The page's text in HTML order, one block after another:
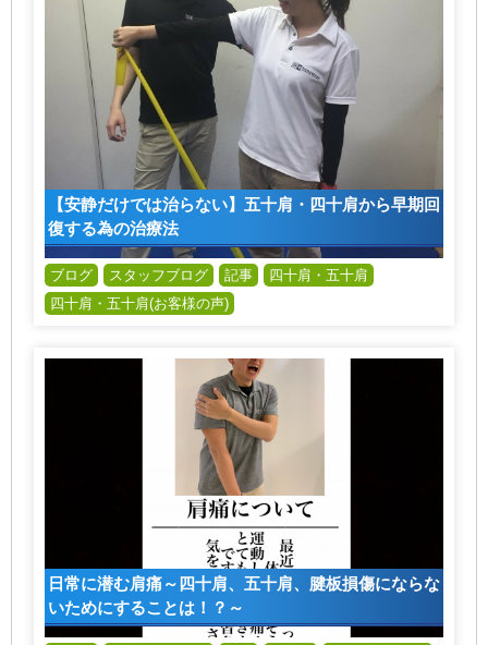
【安静だけでは治らない】五十肩・四十肩から早期回
復する為の治療法
ブログ スタッフブログ 記事
四十肩・五十肩
四十肩・五十肩(お客様の声)
日常に潜む肩痛～四十肩、五十肩、腱板損傷にならな
いためにすることは！？～